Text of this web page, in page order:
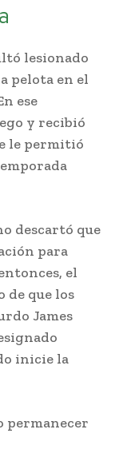
lesionado
pelota en el
ese
y recibió
le permitió
descartó que
para
el
de que los
James
inicie la
permanecer